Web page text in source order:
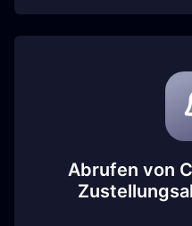
Abrufen von